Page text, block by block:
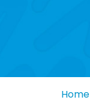
Home